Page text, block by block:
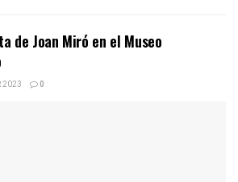
de Joan Miró en el Museo
2023 0